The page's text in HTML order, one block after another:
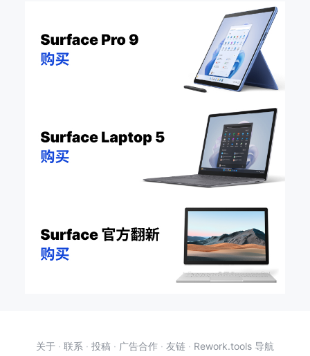
关于 · 联系 · 投稿 · 广告合作 · 友链 · Rework.tools 导航